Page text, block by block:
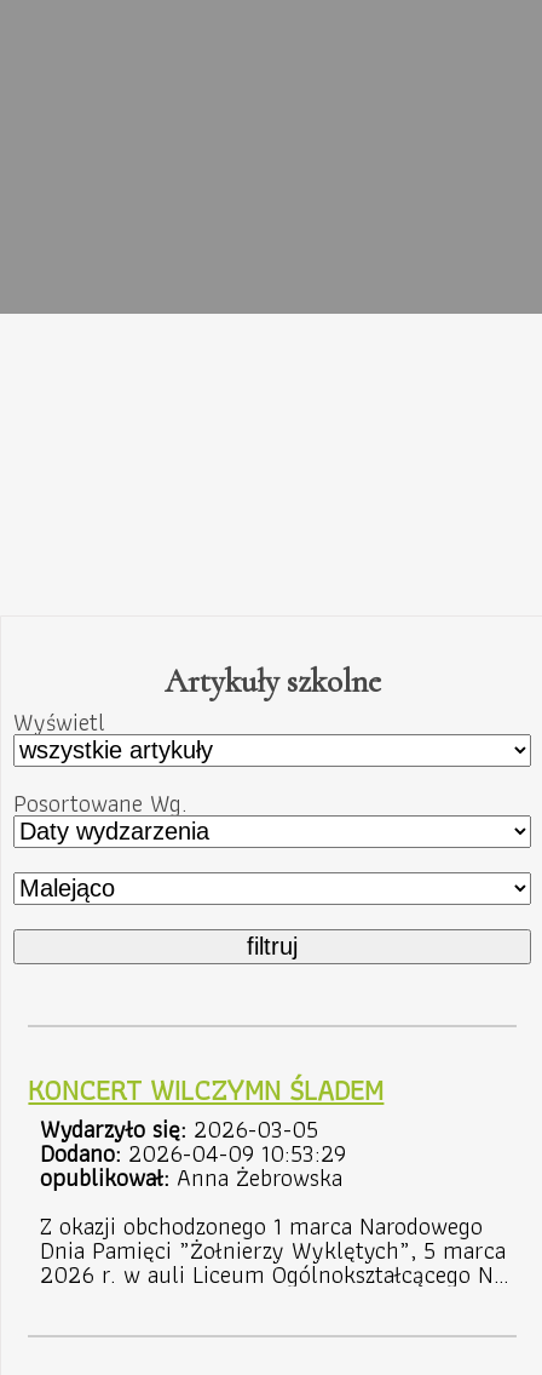
Artykuły szkolne
Wyświetl
Posortowane Wg.
KONCERT WILCZYMN ŚLADEM
Wydarzyło się: 2026-03-05
Dodano: 2026-04-09 10:53:29
opublikował: Anna Żebrowska
Z okazji obchodzonego 1 marca Narodowego
Dnia Pamięci „Żołnierzy Wyklętych”, 5 marca
2026 r. w auli Liceum Ogólnokształcącego Nr
I im. Jana Bażyńskiego w Ostródzie odbył się
opowieść przedstawił Chór Szkolny Collegium